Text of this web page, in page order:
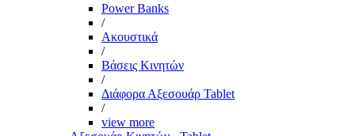
Power Banks
/
Ακουστικά
/
Βάσεις Κινητών
/
Διάφορα Αξεσουάρ Tablet
/
view more